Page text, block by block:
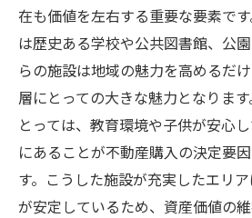
プロフェッショナルによ
活用
地域密着型知識がもたら
顧客満足度を高めるフォ
地域の不動産法律と規制
プロフェッショナルネッ
大阪府大阪市摂津市の市場を
在も価値を左右する重要な要素で
は歴史ある学校や公共図書館、公
らの施設は地域の魅力を高めるだ
層にとっての大きな魅力となりま
とっては、教育環境や子供が安心
にあることが不動産購入の決定要
す。こうした施設が充実したエリ
が安定しているため、資産価値の